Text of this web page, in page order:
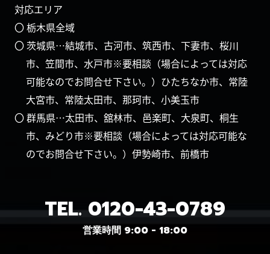
対応エリア
〇 栃木県全域
〇 茨城県…結城市、古河市、筑西市、下妻市、桜川
市、笠間市、水戸市※要相談（場合によっては対応
可能なのでお問合せ下さい。）ひたちなか市、常陸
大宮市、常陸太田市、那珂市、小美玉市
〇 群馬県…太田市、舘林市、邑楽町、大泉町、桐生
市、みどり市※要相談（場合によっては対応可能な
のでお問合せ下さい。）伊勢崎市、前橋市
TEL. 0120-43-0789
営業時間 9:00 - 18:00